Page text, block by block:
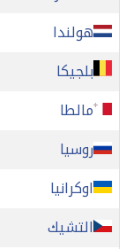
هولندا
بلجيكا
مالطا
روسيا
اوكرانيا
التشيك